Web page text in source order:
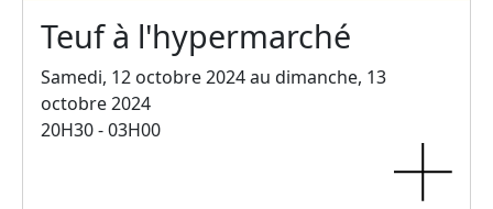
Teuf à l'hypermarché
Samedi, 12 octobre 2024 au dimanche, 13
octobre 2024
20H30 - 03H00